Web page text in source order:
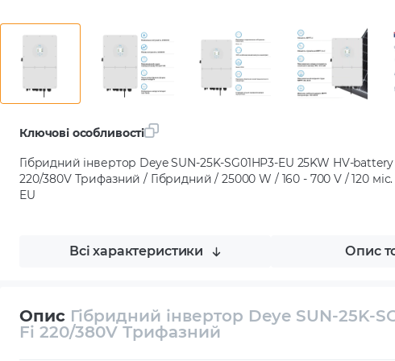
Ключові особливості
Гібридний інвертор Deye SUN-25K-SG01HP3-EU 25KW HV-
220/380V Трифазний / Гібридний / 25000 W / 160 - 700 V / 120 міс.
EU
Всі характеристики Опис
Опис Гібридний інвертор Deye SUN-25K-
Fi 220/380V Трифазний